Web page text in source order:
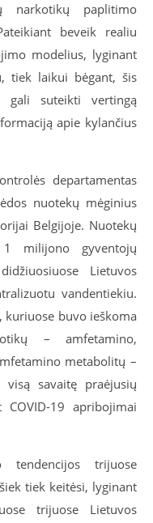
narkotikų paplitimo
beveik realiu
modelius, lyginant
tiek laikui bėgant, šis
gali suteikti vertingą
apie kylančius
departamentas
nuotekų mėginius
Belgijoje. Nuotekų
1 milijono gyventojų
Lietuvos
vandentiekiu.
buvo ieškoma
– amfetamino,
metabolitų –
savaitę praėjusių
19 apribojimai
trijuose
tiek keitėsi, lyginant
trijuose Lietuvos